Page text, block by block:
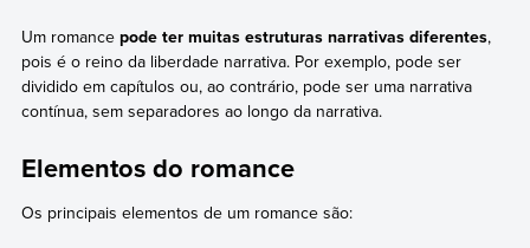
Um romance pode ter muitas estruturas narrativas diferentes,
pois é o reino da liberdade narrativa. Por exemplo, pode ser
dividido em capítulos ou, ao contrário, pode ser uma narrativa
contínua, sem separadores ao longo da narrativa.
Elementos do romance
Os principais elementos de um romance são: